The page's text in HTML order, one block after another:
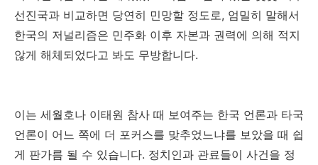
선진국과 비교하면 당연히 민망할 정도로, 엄밀히 말해서
한국의 저널리즘은 민주화 이후 자본과 권력에 의해 적지
않게 해체되었다고 봐도 무방합니다.
이는 세월호나 이태원 참사 때 보여주는 한국 언론과 타국
언론이 어느 쪽에 더 포커스를 맞추었느냐를 보았을 때 쉽
게 판가름 될 수 있습니다. 정치인과 관료들이 사건을 정